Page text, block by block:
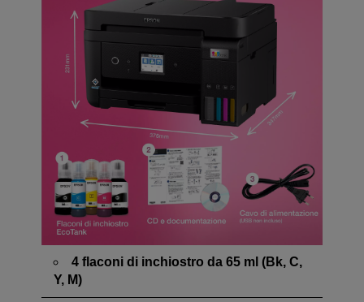
4 flaconi di inchiostro da 65 ml (Bk, C,
Y, M)